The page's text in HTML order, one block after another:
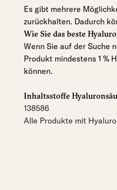
Es gibt mehrere
zurückhalten. Dadurch
Wie Sie das beste
Wenn Sie auf der Suche
Produkt mindestens 1 %
können.
Inhaltsstoffe
138586
Alle Produkte mit